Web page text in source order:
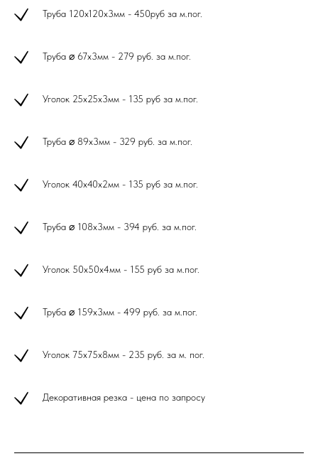
Труба 120х120х3мм - 450руб за м.пог.
Труба ⌀ 67х3мм - 279 руб. за м.пог.
Уголок 25х25х3мм - 135 руб за м.пог.
Труба ⌀ 89х3мм - 329 руб. за м.пог.
Уголок 40х40х2мм - 135 руб за м.пог.
Труба ⌀ 108х3мм - 394 руб. за м.пог.
Уголок 50х50х4мм - 155 руб за м.пог.
Труба ⌀ 159х3мм - 499 руб. за м.пог.
Уголок 75х75х8мм - 235 руб. за м. пог.
Декоративная резка - цена по запросу